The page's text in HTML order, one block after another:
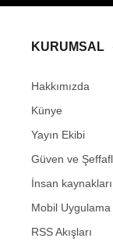
KURUMSAL
Hakkımızda
Künye
Yayın Ekibi
Güven ve
İnsan kaynakları
Mobil Uygulama
RSS Akışları